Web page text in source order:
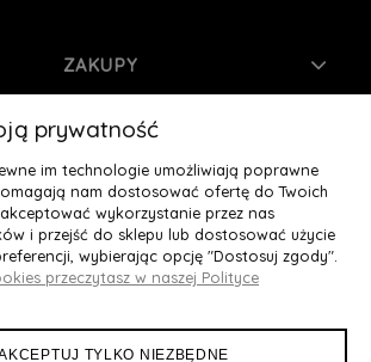
ZAKUPY
INFORMACJE
MOJE KONTO
O NAS
prywatność
im technologie umożliwiają poprawne
nam dostosować ofertę do Twoich
wykorzystanie przez nas
i przejść do sklepu lub dostosować użycie
wybierając opcję "Dostosuj zgody".
przeczytasz w naszej Polityce
TYLKO NIEZBĘDNE